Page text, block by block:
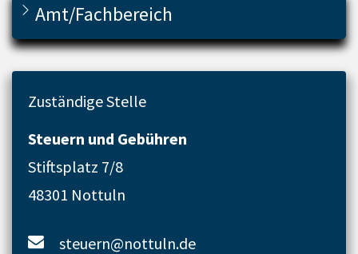
Amt/Fachbereich
Zuständige Stelle
Steuern und Gebühren
Stiftsplatz 7/8
48301 Nottuln
steuern@nottuln.de